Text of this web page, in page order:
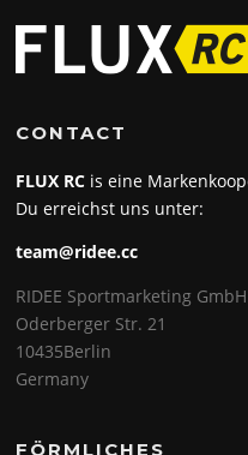
CONTACT
FLUX RC is eine
Du erreichst uns unter:
team@ridee.cc
RIDEE Sportmarketing GmbH
Oderberger Str. 21
10435Berlin
Germany
FÖRMLICHES